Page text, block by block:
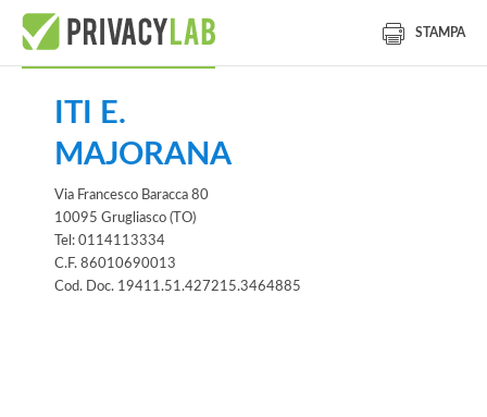
STAMPA
ITI E.
MAJORANA
Via Francesco Baracca 80
10095 Grugliasco (TO)
Tel: 0114113334
C.F. 86010690013
Cod. Doc. 19411.51.427215.3464885